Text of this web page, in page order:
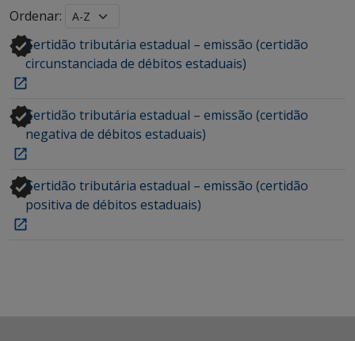
Ordenar:
Certidão tributária estadual – emissão (certidão
circunstanciada de débitos estaduais)
Certidão tributária estadual – emissão (certidão
negativa de débitos estaduais)
Certidão tributária estadual – emissão (certidão
positiva de débitos estaduais)